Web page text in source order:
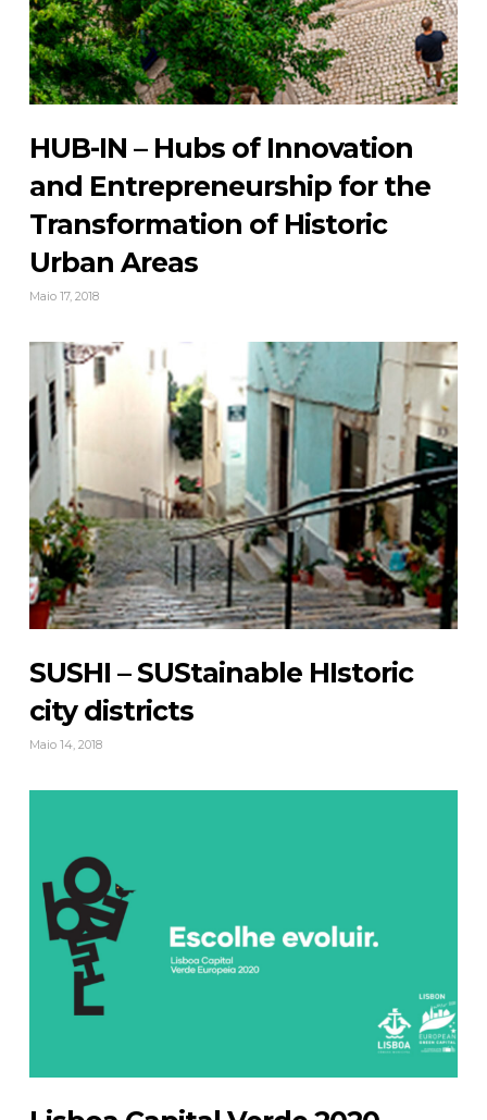
HUB-IN – Hubs of Innovation
and Entrepreneurship for the
Transformation of Historic
Urban Areas
Maio 17, 2018
SUSHI – SUStainable HIstoric
city districts
Maio 14, 2018